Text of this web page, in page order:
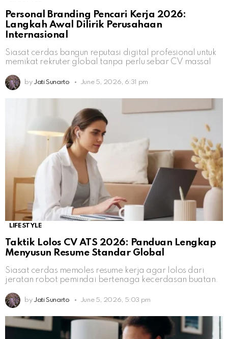
Personal Branding Pencari Kerja 2026:
Langkah Awal Dilirik Perusahaan
Internasional
Siasat cerdas bangun reputasi digital profesional untuk
memikat rekruter global tanpa perlu sebar CV massal
by Jati Sunarto June 5, 2026, 6:31 pm
LIFESTYLE
Taktik Lolos CV ATS 2026: Panduan Lengkap
Menyusun Resume Standar Global
Siasat cerdas memoles resume kerja agar lolos dari
jeratan robot pemindai bertenaga kecerdasan buatan.
by Jati Sunarto June 5, 2026, 5:03 pm